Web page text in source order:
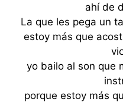
ahí de
La que les pega un
estoy más que
yo bailo al son que
porque estoy más